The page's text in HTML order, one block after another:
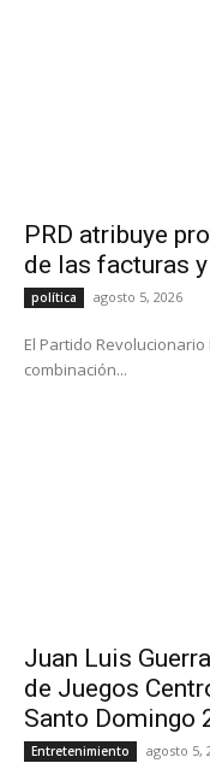
PRD atribuye
de las facturas
política agosto 5, 2026
El Partido
combinación...
Juan Luis
de Juegos
Santo Domingo
Entretenimiento agosto 5,